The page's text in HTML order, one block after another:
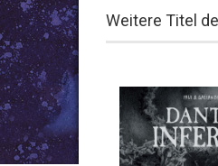
Weitere Titel